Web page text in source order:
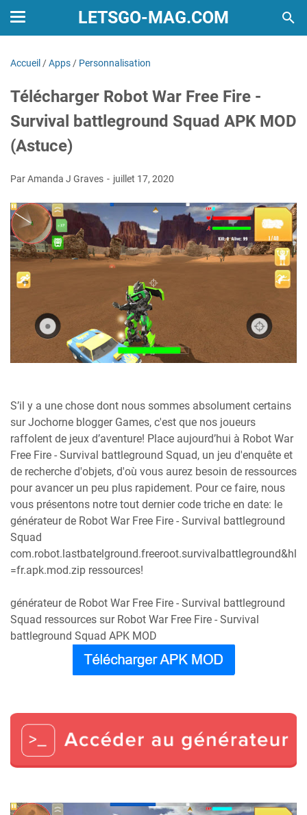
LETSGO-MAG.COM
Accueil /Apps / Personnalisation
Télécharger Robot War Free Fire -
Survival battleground Squad APK MOD
(Astuce)
Par Amanda J Graves juillet 17, 2020
S’il y a une chose dont nous sommes absolument certains
sur Jochorne blogger Games, c'est que nos joueurs
raffolent de jeux d’aventure! Place aujourd’hui à Robot War
Free Fire - Survival battleground Squad, un jeu d'enquête et
de recherche d'objets, d'où vous aurez besoin de ressources
pour avancer un peu plus rapidement. Pour ce faire, nous
vous présentons notre tout dernier code triche en date: le
générateur de Robot War Free Fire - Survival battleground
Squad
com.robot.lastbatelground.freeroot.survivalbattleground&hl
=fr.apk.mod.zip ressources!
générateur de Robot War Free Fire - Survival battleground
Squad ressources sur Robot War Free Fire - Survival
battleground Squad APK MOD